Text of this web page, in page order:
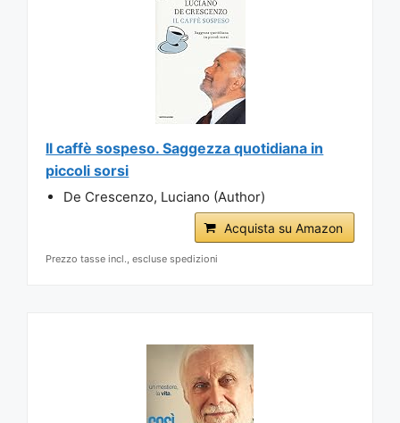
Il caffè sospeso. Saggezza quotidiana in
piccoli sorsi
De Crescenzo, Luciano (Author)
Acquista su Amazon
Prezzo tasse incl., escluse spedizioni